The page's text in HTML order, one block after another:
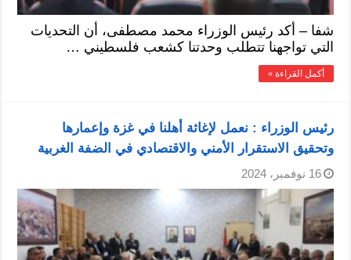
شفا – أكد رئيس الوزراء محمد مصطفى، أن التحديات
التي تواجهنا تتطلب وحدتنا كشعب فلسطيني …
أكمل القراءة »
رئيس الوزراء : نعمل ‏لإغاثة أهلنا في غزة وإعمارها
وتحقيق الاستقرار الأمني والاقتصادي في الضفة الغربية
16 نوفمبر، 2024